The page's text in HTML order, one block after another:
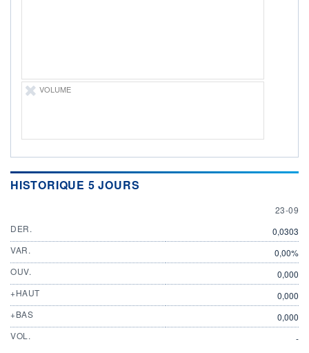
VOLUME
HISTORIQUE 5 JOURS
23
23-09
DER.
0,0303
VAR.
0,00%
OUV.
0,000
+HAUT
0,000
+BAS
0,000
VOL.
-